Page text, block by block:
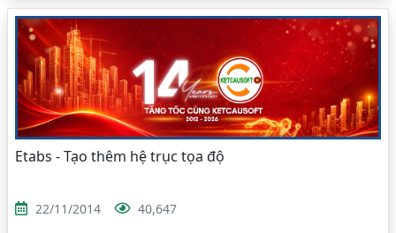
Etabs - Tạo thêm hệ trục tọa độ
22/11/2014 40,647